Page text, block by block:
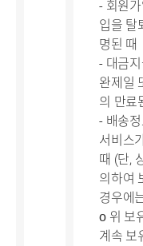
- 회원
입을 탈
명된 때
- 대금
완제일
의 만료
- 배송
서비스
때 (단,
의하여
경우에
ο 위 보
계속 보